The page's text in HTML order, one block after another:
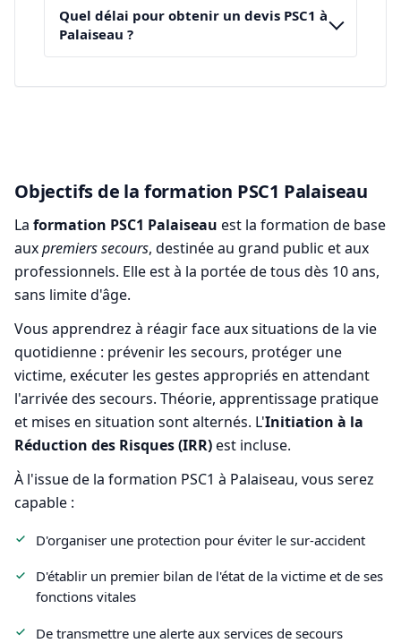
Quel délai pour obtenir un devis PSC1 à
Palaiseau ?
Objectifs de la formation PSC1 Palaiseau
La formation PSC1 Palaiseau est la formation de base
auxpremiers secours, destinée au grand public et aux
professionnels. Elle est à la portée de tous dès 10 ans,
sans limite d'âge.
Vous apprendrez à réagir face aux situations de la vie
quotidienne : prévenir les secours, protéger une
victime, exécuter les gestes appropriés en attendant
l'arrivée des secours. Théorie, apprentissage pratique
et mises en situation sont alternés. L'Initiation à la
Réduction des Risques (IRR)est incluse.
À l'issue de la formation PSC1 à Palaiseau, vous serez
capable :
D'organiser une protection pour éviter le sur-accident
D'établir un premier bilan de l'état de la victime et de ses
fonctions vitales
De transmettre une alerte aux services de secours